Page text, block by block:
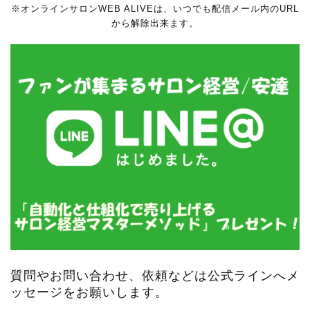
※オンラインサロンWEB ALIVEは、いつでも配信メール内のURL
から解除出来ます。
質問やお問い合わせ、依頼などは公式ラインへメ
ッセージをお願いします。